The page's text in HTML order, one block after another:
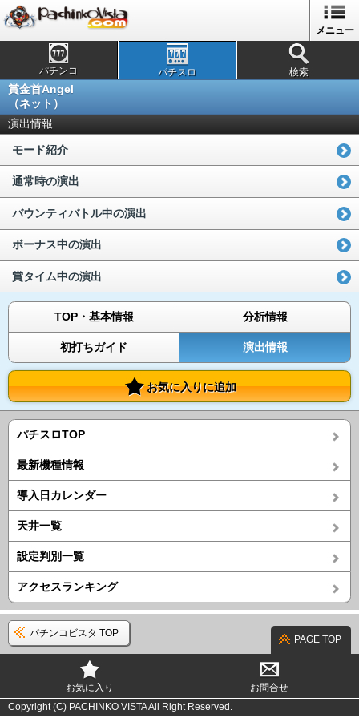
メニュー
パチンコ パチスロ 検索
賞金首Angel
（ネット）
演出情報
モード紹介
通常時の演出
バウンティバトル中の演出
ボーナス中の演出
賞タイム中の演出
TOP・基本情報 分析情報
初打ちガイド 演出情報
お気に入りに追加
パチスロTOP
最新機種情報
導入日カレンダー
天井一覧
設定判別一覧
アクセスランキング
パチンコビスタ TOP
PAGE TOP
お気に入り
お問合せ
Copyright (C) PACHINKO VISTA All Right Reserved.